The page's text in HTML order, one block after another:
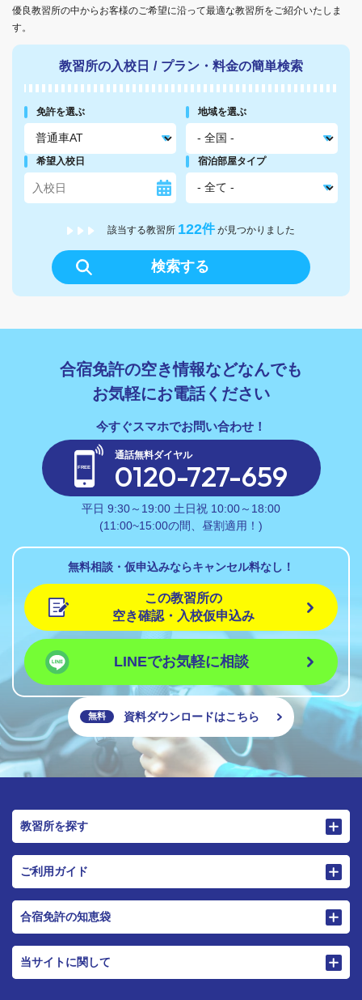
合宿免許の空き情報などなんでも
お気軽にお電話ください
通話無料ダイヤル
0120-727-659
平日 9:30～19:00 土日祝 10:00～18:00
(11:00~15:00の間、昼割適用！)
無料相談・仮申込みならキャンセル料なし！
この教習所の
空き確認・入校仮申込み
LINEでお気軽に相談
無料 資料ダウンロードはこちら
優良教習所の中からお客様のご希望に沿って最適な教習所をご紹介いたしま
す。
教習所の入校日 / プラン・料金の簡単検索
免許を選ぶ 地域を選ぶ
希望入校日 宿泊部屋タイプ
該当する教習所 122件 が見つかりました
検索する
教習所を探す
ご利用ガイド
合宿免許の知恵袋
当サイトに関して